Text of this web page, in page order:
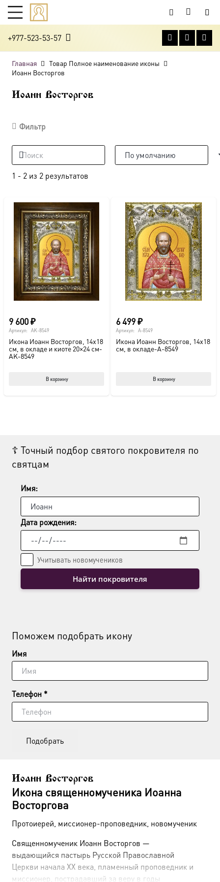
+977-523-53-57
Главная
Товар Полное наименование иконы
Иоанн Восторгов
Иоанн Восторгов
Фильтр
1 - 2 из 2 результатов
9 600₽
Артикул: AK-8549
Икона Иоанн Восторгов, 14х18
см, в окладе и киоте 20×24 см-
AK-8549
В корзину
6 499₽
Артикул: A-8549
Икона Иоанн Восторгов, 14х18
см, в окладе-A-8549
В корзину
☦ Точный подбор святого покровителя по
святцам
Имя:
Дата рождения:
Учитывать новомучеников
Найти покровителя
Поможем подобрать икону
Имя
Телефон *
Подобрать
Иоанн Восторгов
Икона священномученика Иоанна
Восторгова
Протоиерей, миссионер-проповедник, новомученик
Священномученик Иоанн Восторгов —
выдающийся пастырь Русской Православной
Церкви начала XX века, пламенный проповедник и
миссионер, пострадавший за веру в годы